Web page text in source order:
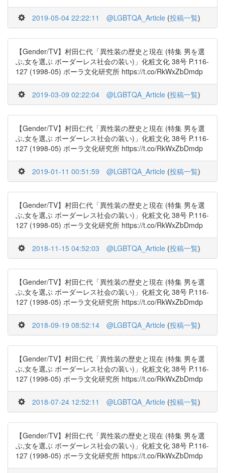
2019-05-04 22:22:11 @LGBTQA_Article (投稿一覧)
【Gender/TV】村田仁代「異性装の歴史と現在 (特集 男を選
ぶ,女を選ぶ ボーダーレス社会の装い)」化粧文化 38号 P.116-
127 (1998-05) ポーラ文化研究所 https://t.co/RkWxZbDmdp
2019-03-09 02:22:04 @LGBTQA_Article (投稿一覧)
【Gender/TV】村田仁代「異性装の歴史と現在 (特集 男を選
ぶ,女を選ぶ ボーダーレス社会の装い)」化粧文化 38号 P.116-
127 (1998-05) ポーラ文化研究所 https://t.co/RkWxZbDmdp
2019-01-11 00:51:59 @LGBTQA_Article (投稿一覧)
【Gender/TV】村田仁代「異性装の歴史と現在 (特集 男を選
ぶ,女を選ぶ ボーダーレス社会の装い)」化粧文化 38号 P.116-
127 (1998-05) ポーラ文化研究所 https://t.co/RkWxZbDmdp
2018-11-15 04:52:03 @LGBTQA_Article (投稿一覧)
【Gender/TV】村田仁代「異性装の歴史と現在 (特集 男を選
ぶ,女を選ぶ ボーダーレス社会の装い)」化粧文化 38号 P.116-
127 (1998-05) ポーラ文化研究所 https://t.co/RkWxZbDmdp
2018-09-19 08:52:14 @LGBTQA_Article (投稿一覧)
【Gender/TV】村田仁代「異性装の歴史と現在 (特集 男を選
ぶ,女を選ぶ ボーダーレス社会の装い)」化粧文化 38号 P.116-
127 (1998-05) ポーラ文化研究所 https://t.co/RkWxZbDmdp
2018-07-24 12:52:11 @LGBTQA_Article (投稿一覧)
【Gender/TV】村田仁代「異性装の歴史と現在 (特集 男を選
ぶ,女を選ぶ ボーダーレス社会の装い)」化粧文化 38号 P.116-
127 (1998-05) ポーラ文化研究所 https://t.co/RkWxZbDmdp